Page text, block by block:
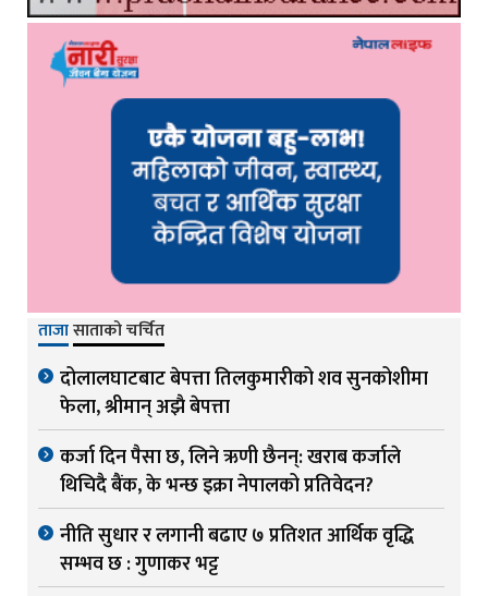
ताजासाताको चर्चित
दोलालघाटबाट बेपत्ता तिलकुमारीको शव सुनकोशीमा
फेला, श्रीमान् अझै बेपत्ता
कर्जा दिन पैसा छ, लिने ऋणी छैनन्: खराब कर्जाले
थिचिदै बैंक, के भन्छ इक्रा नेपालको प्रतिवेदन?
नीति सुधार र लगानी बढाए ७ प्रतिशत आर्थिक वृद्धि
सम्भव छ : गुणाकर भट्ट